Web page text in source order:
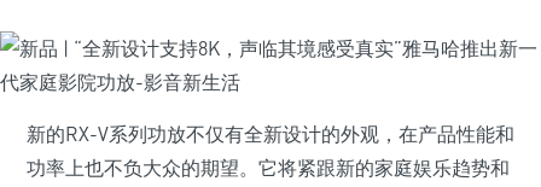
新的RX-V系列功放不仅有全新设计的外观，在产品性能和
功率上也不负大众的期望。它将紧跟新的家庭娱乐趋势和